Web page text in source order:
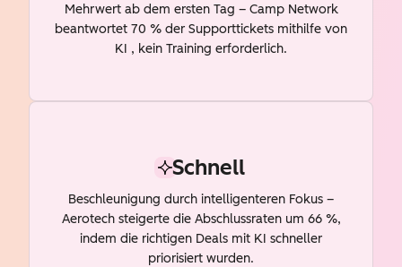
Mehrwert ab dem ersten Tag – Camp Network
beantwortet 70 % der Supporttickets mithilfe von
KI , kein Training erforderlich.
Schnell
Beschleunigung durch intelligenteren Fokus –
Aerotech steigerte die Abschlussraten um 66 %,
indem die richtigen Deals mit KI schneller
priorisiert wurden.